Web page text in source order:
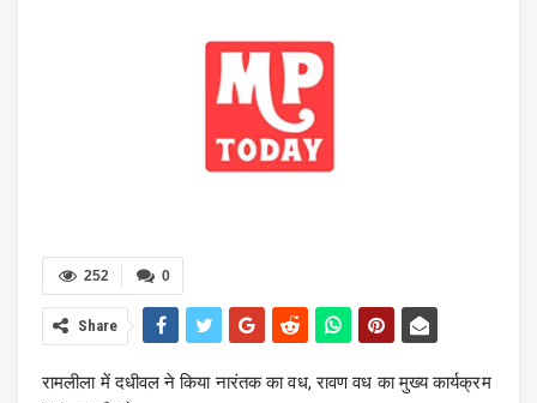
0
252
Share
रामलीला में दधीवल ने किया नारंतक का वध, रावण वध का मुख्य कार्यक्रम